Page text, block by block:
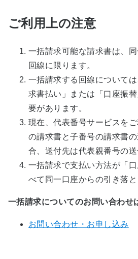
ご利用上の注意
一括請求可能な請求書は、
回線に限ります。
一括請求する回線について
求書払い」または「口座振
要があります。
現在、代表番号サービスを
の請求書と子番号の請求書
合、送付先は代表親番号の送
一括請求で支払い方法が「
べて同一口座からの引き落と
一括請求についてのお問い合わせ
お問い合わせ・お申し込み